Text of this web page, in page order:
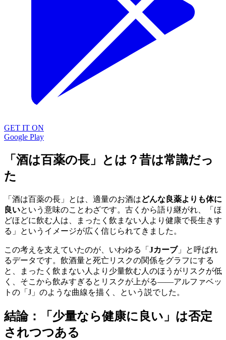
GET IT ON
Google Play
「酒は百薬の長」とは？昔は常識だっ
た
「酒は百薬の長」とは、適量のお酒はどんな良薬よりも体に
良いという意味のことわざです。古くから語り継がれ、「ほ
どほどに飲む人は、まったく飲まない人より健康で長生きす
る」というイメージが広く信じられてきました。
この考えを支えていたのが、いわゆる「 Jカーブ」と呼ばれ
るデータです。飲酒量と死亡リスクの関係をグラフにする
と、まったく飲まない人より少量飲む人のほうがリスクが低
く、そこから飲みすぎるとリスクが上がる——アルファベッ
トの「J」のような曲線を描く、という説でした。
結論：「少量なら健康に良い」は否定
されつつある